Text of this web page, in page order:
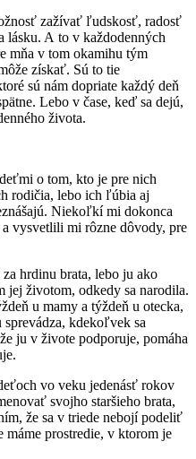
zažívať ľudskosť, radosť
lásku. A to v každodenných
mňa v tom okamihu tým
získať. Sú to tie
sú nám dopriate každý deň
Lebo v čase, keď sa dejú,
života.
o tom, kto je pre nich
rodičia, lebo ich ľúbia aj
Niekoľkí mi dokonca
vysvetlili mi rôzne dôvody, pre
hrdinu brata, lebo ju ako
jej životom, odkedy sa narodila.
u mamy a týždeň u otecka,
sprevádza, kdekoľvek sa
ju v živote podporuje, pomáha
vo veku jedenásť rokov
svojho staršieho brata,
že sa v triede nebojí podeliť
máme prostredie, v ktorom je